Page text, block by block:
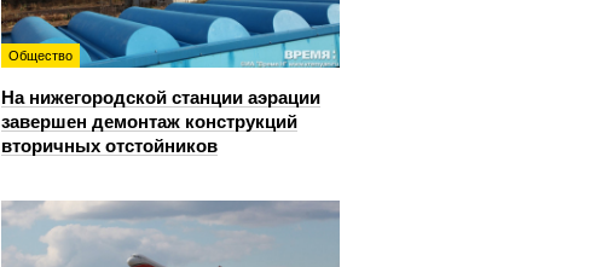
Общество
На нижегородской станции аэрации
завершен демонтаж конструкций
вторичных отстойников